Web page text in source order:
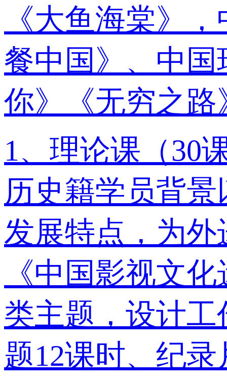
《大鱼海棠》
餐中国》、中
你》《无穷之路
1、理论课（30
历史籍学员背
发展特点，为
《中国影视文
类主题，设计
题12课时、纪